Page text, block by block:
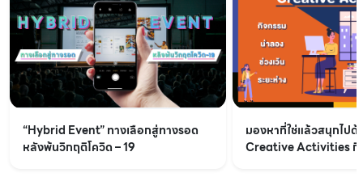
“Hybrid Event” ทางเลือกสู่ทางรอด
หลังพ้นวิกฤติโควิด – 19
มองหาที่ใช่แล้วสนุกไป
Creative Activities กิ